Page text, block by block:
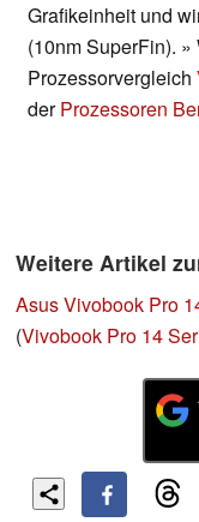
Grafikeinheit und
(10nm SuperFin).
Prozessorvergleich
derProzessoren
Weitere Artikel
Asus Vivobook Pro
(Vivobook Pro 14